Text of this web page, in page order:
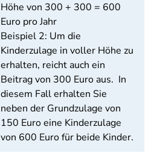
Höhe von 300 + 300 = 600
Euro pro Jahr
Beispiel 2: Um die
Kinderzulage in voller Höhe zu
erhalten, reicht auch ein
Beitrag von 300 Euro aus. In
diesem Fall erhalten Sie
neben der Grundzulage von
150 Euro eine Kinderzulage
von 600 Euro für beide Kinder.